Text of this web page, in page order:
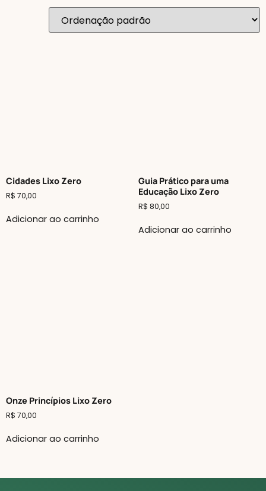
Cidades Lixo Zero
R$ 70,00
Adicionar ao carrinho
Guia Prático para uma
Educação Lixo Zero
R$ 80,00
Adicionar ao carrinho
Onze Princípios Lixo Zero
R$ 70,00
Adicionar ao carrinho